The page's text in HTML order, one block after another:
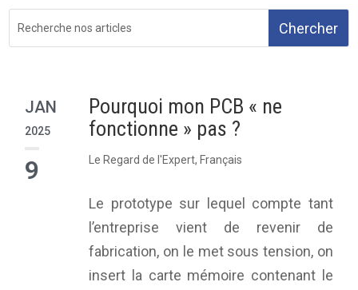
JAN
2025
9
Pourquoi mon PCB « ne
fonctionne » pas ?
Le Regard de l'Expert, Français
Le prototype sur lequel compte tant
l’entreprise vient de revenir de
fabrication, on le met sous tension, on
insert la carte mémoire contenant le